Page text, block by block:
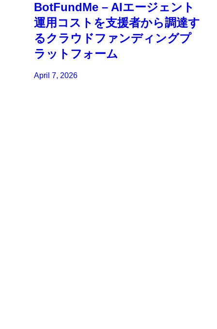
BotFundMe – AIエージェント
運用コストを支援者から調達す
るクラウドファンディングプ
ラットフォーム
April 7, 2026